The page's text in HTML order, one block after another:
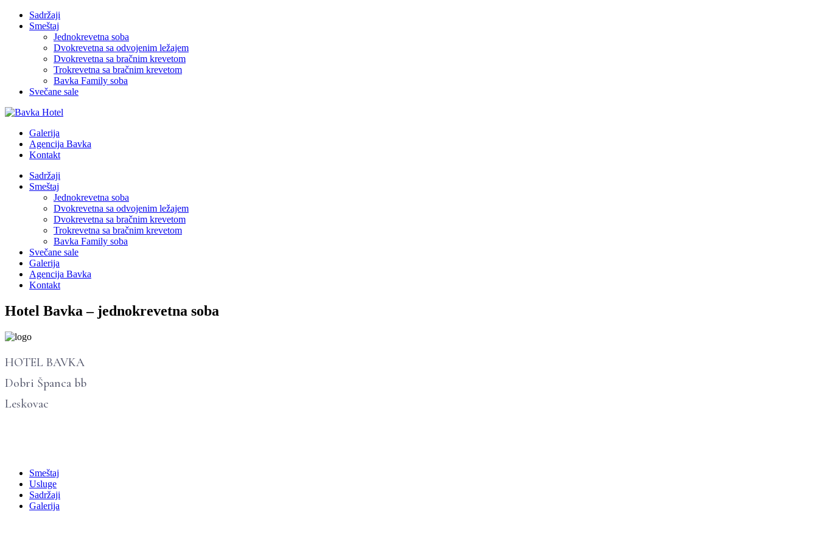
Sadržaji
Smeštaj
Jednokrevetna soba
Dvokrevetna sa odvojenim ležajem
Dvokrevetna sa bračnim krevetom
Trokrevetna sa bračnim krevetom
Bavka Family soba
Svečane sale
Galerija
Agencija Bavka
Kontakt
Sadržaji
Smeštaj
Jednokrevetna soba
Dvokrevetna sa odvojenim ležajem
Dvokrevetna sa bračnim krevetom
Trokrevetna sa bračnim krevetom
Bavka Family soba
Svečane sale
Galerija
Agencija Bavka
Kontakt
Hotel Bavka – jednokrevetna soba
HOTEL BAVKA
Dobri Španca bb
Leskovac
Smeštaj
Usluge
Sadržaji
Galerija